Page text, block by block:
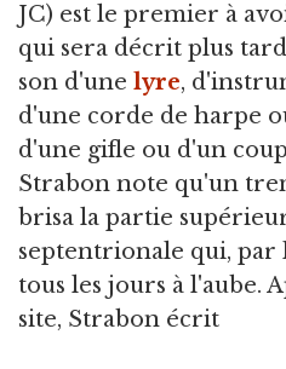
JC) est le premier à
qui sera décrit plus
son d'une lyre,
d'une corde de harpe
d'une gifle ou d'un
Strabon note qu'un
brisa la partie
septentrionale qui, par
tous les jours à l'aube.
site, Strabon écrit